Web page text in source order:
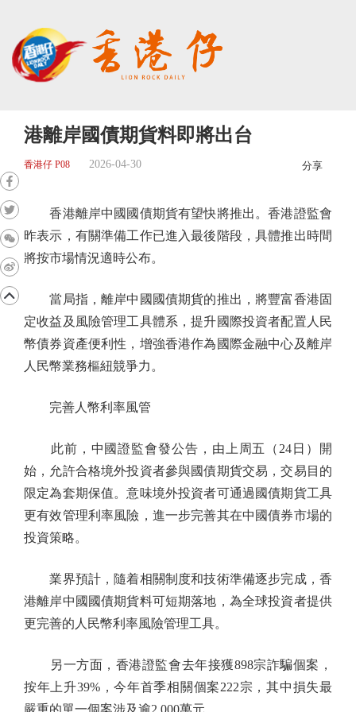
港離岸國債期貨料即將出台
香港仔 P08 2026-04-30 分享
香港離岸中國國債期貨有望快將推出。香港證監會
昨表示，有關準備工作已進入最後階段，具體推出時間
將按市場情況適時公布。
當局指，離岸中國國債期貨的推出，將豐富香港固
定收益及風險管理工具體系，提升國際投資者配置人民
幣債券資產便利性，增強香港作為國際金融中心及離岸
人民幣業務樞紐競爭力。
完善人幣利率風管
此前，中國證監會發公告，由上周五（24日）開
始，允許合格境外投資者參與國債期貨交易，交易目的
限定為套期保值。意味境外投資者可通過國債期貨工具
更有效管理利率風險，進一步完善其在中國債券市場的
投資策略。
業界預計，隨着相關制度和技術準備逐步完成，香
港離岸中國國債期貨料可短期落地，為全球投資者提供
更完善的人民幣利率風險管理工具。
另一方面，香港證監會去年接獲898宗詐騙個案，
按年上升39%，今年首季相關個案222宗，其中損失最
嚴重的單一個案涉及逾2,000萬元。